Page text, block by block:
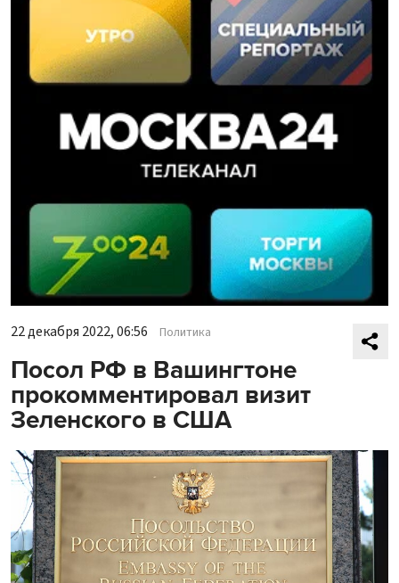
22 декабря 2022, 06:56 Политика
Посол РФ в Вашингтоне
прокомментировал визит
Зеленского в США